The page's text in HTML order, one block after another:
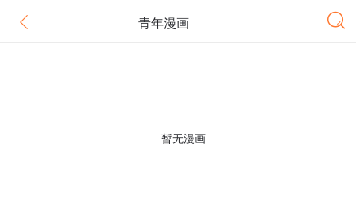
青年漫画
暂无漫画